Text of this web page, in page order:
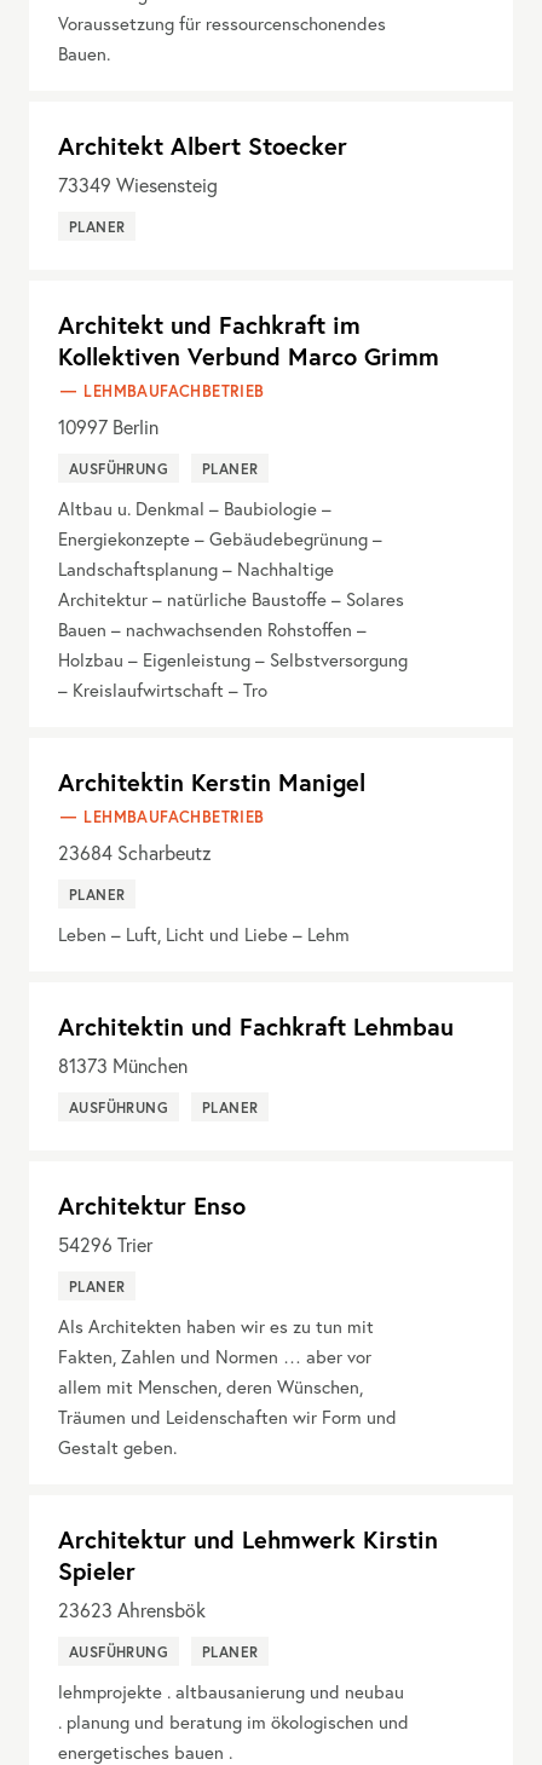
Voraussetzung für ressourcenschonendes
Bauen.
Architekt Albert Stoecker
73349 Wiesensteig
PLANER
Architekt und Fachkraft im
Kollektiven Verbund Marco Grimm
LEHMBAUFACHBETRIEB
10997 Berlin
AUSFÜHRUNG PLANER
Altbau u. Denkmal – Baubiologie –
Energiekonzepte – Gebäudebegrünung –
Landschaftsplanung – Nachhaltige
Architektur – natürliche Baustoffe – Solares
Bauen – nachwachsenden Rohstoffen –
Holzbau – Eigenleistung – Selbstversorgung
– Kreislaufwirtschaft – Tro
Architektin Kerstin Manigel
LEHMBAUFACHBETRIEB
23684 Scharbeutz
PLANER
Leben – Luft, Licht und Liebe – Lehm
Architektin und Fachkraft Lehmbau
81373 München
AUSFÜHRUNG PLANER
Architektur Enso
54296 Trier
PLANER
Als Architekten haben wir es zu tun mit
Fakten, Zahlen und Normen … aber vor
allem mit Menschen, deren Wünschen,
Träumen und Leidenschaften wir Form und
Gestalt geben.
Architektur und Lehmwerk Kirstin
Spieler
23623 Ahrensbök
AUSFÜHRUNG PLANER
lehmprojekte . altbausanierung und neubau
. planung und beratung im ökologischen und
energetisches bauen .